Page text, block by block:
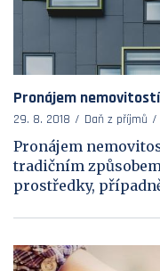
Pronájem
29. 8. 2018 Daň z příjmů
Pronájem
tradičním
prostředky,